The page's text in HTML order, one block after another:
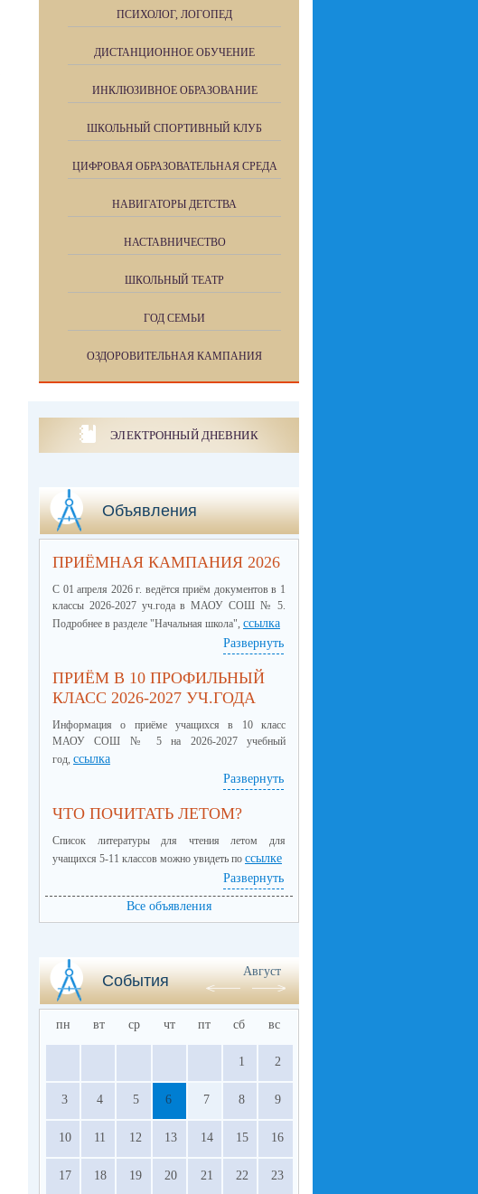
ПСИХОЛОГ, ЛОГОПЕД
ДИСТАНЦИОННОЕ ОБУЧЕНИЕ
ИНКЛЮЗИВНОЕ ОБРАЗОВАНИЕ
ШКОЛЬНЫЙ СПОРТИВНЫЙ КЛУБ
ЦИФРОВАЯ ОБРАЗОВАТЕЛЬНАЯ СРЕДА
НАВИГАТОРЫ ДЕТСТВА
НАСТАВНИЧЕСТВО
ШКОЛЬНЫЙ ТЕАТР
ГОД СЕМЬИ
ОЗДОРОВИТЕЛЬНАЯ КАМПАНИЯ
ЭЛЕКТРОННЫЙ ДНЕВНИК
Объявления
ПРИЁМНАЯ КАМПАНИЯ 2026
С 01 апреля 2026 г. ведётся приём документов в 1
классы 2026-2027 уч.года в МАОУ СОШ № 5.
Подробнее в разделе "Начальная школа", ссылка
Развернуть
ПРИЁМ В 10 ПРОФИЛЬНЫЙ
КЛАСС 2026-2027 УЧ.ГОДА
Информация о приёме учащихся в 10 класс
МАОУ СОШ № 5 на 2026-2027 учебный
год, ссылка
Развернуть
ЧТО ПОЧИТАТЬ ЛЕТОМ?
Список литературы для чтения летом для
учащихся 5-11 классов можно увидеть по ссылке
Развернуть
Все объявления
События
Август
пн вт ср чт пт сб вс
1 2
3 4 5 6 7 8 9
10 11 12 13 14 15 16
17 18 19 20 21 22 23